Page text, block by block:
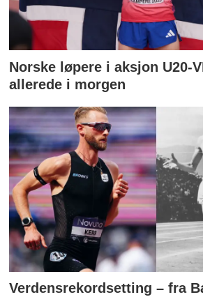
Norske løpere i aksjon U20-
allerede i morgen
Verdensrekordsetting – fra